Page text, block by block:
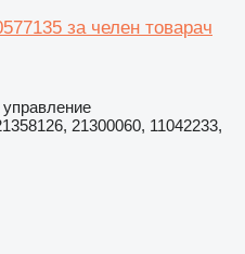
за челен товарач
21300060, 11042233,